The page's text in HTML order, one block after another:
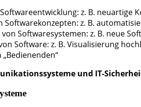
z. B. neuartige
Softwarekonzepten: z. B.
Softwaresystemen: z. B. neue
Software: z. B. Visualisierung
und IT-